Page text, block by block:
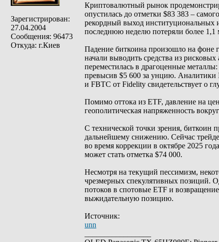
Зарегистрирован:
27.04.2004
Сообщения: 96473
Откуда: г.Киев
Криптовалютный рынок
опустилась до отметки $83 383 –
рекордный выход институциональных
последнюю неделю потеряли более
Падение биткоина произошло на фоне
начали выводить средства из
переместилась в драгоценные
превысив $5 600 за унцию. Аналитики
и FBTC от Fidelity свидетельствует о
Помимо оттока из ETF, давление на
геополитическая напряженность
С технической точки зрения, биткоин
дальнейшему снижению. Сейчас
во время коррекции в октябре 2025
может стать отметка $74 000.
Несмотря на текущий пессимизм,
чрезмерных спекулятивных позиций.
потоков в спотовые ETF и
выжидательную позицию.
Источник:
unn